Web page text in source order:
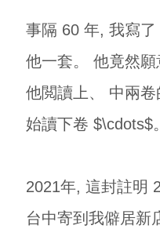
事隔 60 年, 我寫
他一套。 他竟然
他閲讀上、 中兩
始讀下卷 $\cdots$。
2021年, 這封註明
台中寄到我僻居新